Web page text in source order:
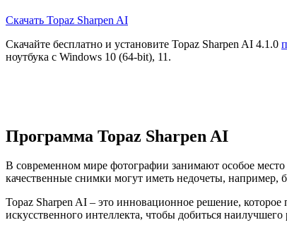
Скачать Topaz Sharpen AI
Скачайте бесплатно и установите Topaz Sharpen AI 4.1.0
ноутбука с Windows 10 (64-bit), 11.
Программа Topaz Sharpen AI
В современном мире фотографии занимают особое
качественные снимки могут иметь недочеты,
Topaz Sharpen AI – это инновационное решение,
искусственного интеллекта, чтобы добиться